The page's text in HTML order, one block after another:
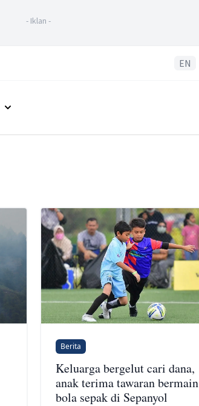
- Iklan -
EN
Berita
Keluarga bergelut cari dana,
anak terima tawaran bermain
bola sepak di Sepanyol